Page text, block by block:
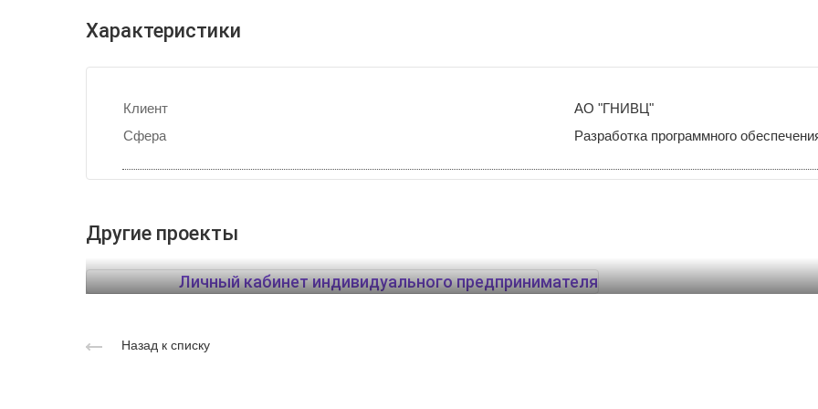
Характеристики
Клиент
АО "ГНИВЦ"
Сфера
Разработка программного
Другие проекты
Личный кабинет индивидуального предпринимателя
Назад к списку